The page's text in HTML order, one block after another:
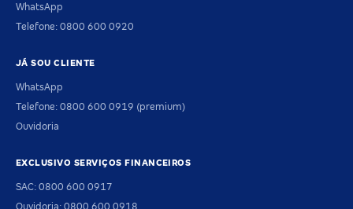
WhatsApp
Telefone: 0800 600 0920
JÁ SOU CLIENTE
WhatsApp
Telefone: 0800 600 0919 (premium)
Ouvidoria
EXCLUSIVO SERVIÇOS FINANCEIROS
SAC: 0800 600 0917
Ouvidoria: 0800 600 0918